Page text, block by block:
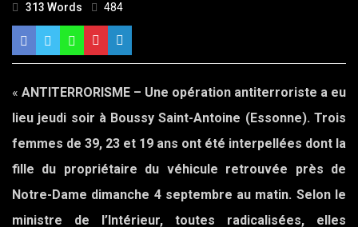
313 Words
484
« ANTITERRORISME – Une opération antiterroriste a eu
lieu jeudi soir à Boussy Saint-Antoine (Essonne). Trois
femmes de 39, 23 et 19 ans ont été interpellées dont la
fille du propriétaire du véhicule retrouvée près de
Notre-Dame dimanche 4 septembre au matin. Selon le
ministre de l’Intérieur, toutes radicalisées, elles